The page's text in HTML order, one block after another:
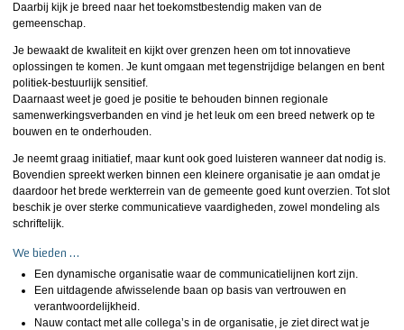
Daarbij kijk je breed naar het toekomstbestendig maken van de
gemeenschap.
Je bewaakt de kwaliteit en kijkt over grenzen heen om tot innovatieve
oplossingen te komen. Je kunt omgaan met tegenstrijdige belangen en bent
politiek-bestuurlijk sensitief.
Daarnaast weet je goed je positie te behouden binnen regionale
samenwerkingsverbanden en vind je het leuk om een breed netwerk op te
bouwen en te onderhouden.
Je neemt graag initiatief, maar kunt ook goed luisteren wanneer dat nodig is.
Bovendien spreekt werken binnen een kleinere organisatie je aan omdat je
daardoor het brede werkterrein van de gemeente goed kunt overzien. Tot slot
beschik je over sterke communicatieve vaardigheden, zowel mondeling als
schriftelijk.
We bieden …
Een dynamische organisatie waar de communicatielijnen kort zijn.
Een uitdagende afwisselende baan op basis van vertrouwen en
verantwoordelijkheid.
Nauw contact met alle collega’s in de organisatie, je ziet direct wat je